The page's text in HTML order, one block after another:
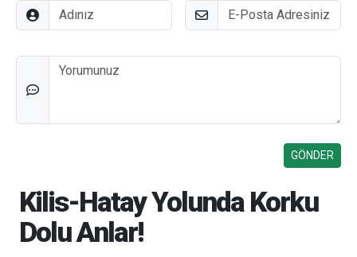
Adınız E-Posta
Düşünceleriniz
Kilis-Hatay Yolunda Korku
Dolu Anlar!